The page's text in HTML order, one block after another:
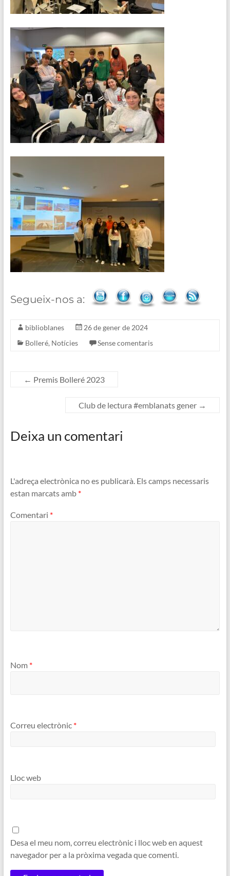
Segueix-nos a:
biblioblanes
26 de gener de 2024
Bolleré, Notícies Sense comentaris
← Premis Bolleré 2023
Club de lectura #emblanats gener →
Deixa un comentari
L'adreça electrònica no es publicarà. Els camps necessaris
estan marcats amb *
Comentari *
Nom *
Correu electrònic *
Lloc web
Desa el meu nom, correu electrònic i lloc web en aquest
navegador per a la pròxima vegada que comenti.